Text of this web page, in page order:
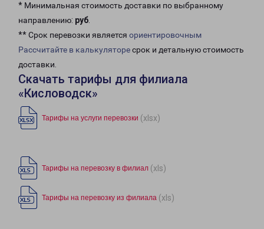
* Минимальная стоимость доставки по выбранному
направлению: руб.
** Срок перевозки является ориентировочным
Рассчитайте в калькуляторесрок и детальную стоимость
доставки.
Скачать тарифы для филиала
«Кисловодск»
Тарифы на услуги перевозки (xlsx)
Тарифы на перевозку в филиал (xls)
Тарифы на перевозку из филиала (xls)